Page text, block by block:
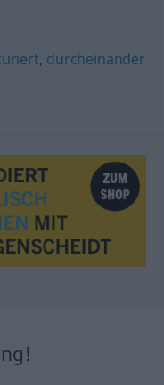
, durcheinander